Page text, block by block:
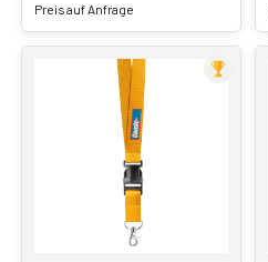
Preis auf Anfrage